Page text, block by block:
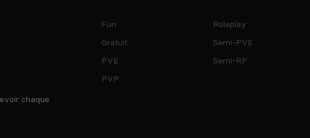
chaque
Fun
Gratuit
PVE
PVP
Roleplay
Semi-PVE
Semi-RP